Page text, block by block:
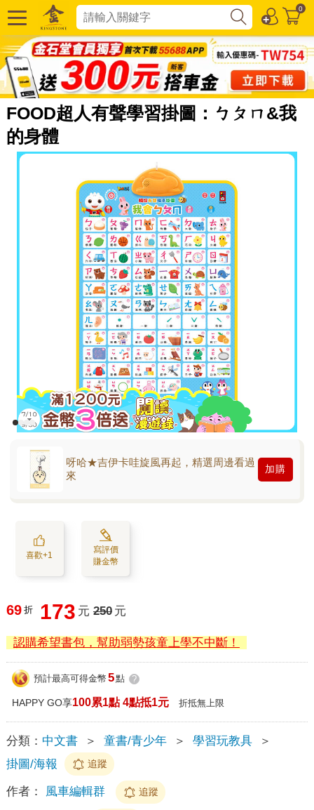
0
FOOD超人有聲學習掛圖：ㄅㄆㄇ&我
的身體
呀哈★吉伊卡哇旋風再起，精選周邊看過
來
加購
喜歡+1
寫評價
賺金幣
69 折 173 元 250 元
認購希望書包，幫助弱勢孩童上學不中斷！
預計最高可得金幣 5點 ?
HAPPY GO享100累1點 4點抵1元 折抵無上限
分類： 中文書 ＞ 童書/青少年 ＞ 學習玩教具
＞
掛圖/海報
追蹤
作者： 風車編輯群 追蹤